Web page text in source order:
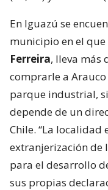
En Iguazú se
municipio en el
Ferreira, lleva más
comprarle a
parque industrial,
depende de un
Chile. “La localidad
extranjerización de
para el desarrollo
sus propias